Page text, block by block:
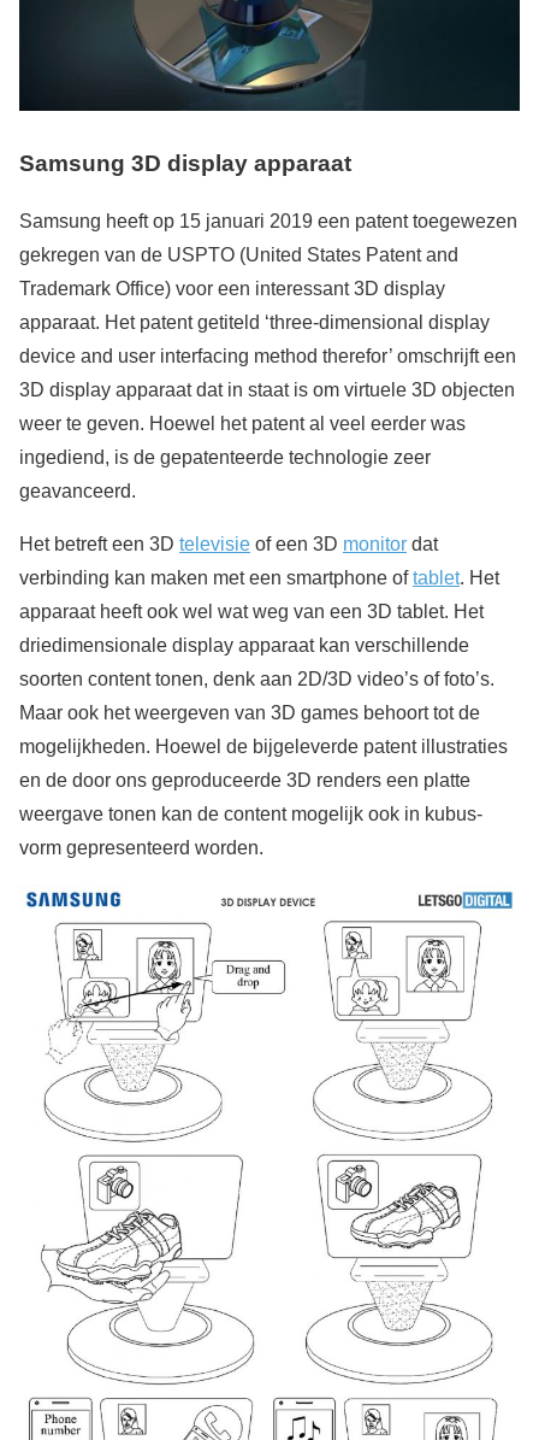
Samsung 3D display apparaat
Samsung heeft op 15 januari 2019 een patent toegewezen
gekregen van de USPTO (United States Patent and
Trademark Office) voor een interessant 3D display
apparaat. Het patent getiteld ‘three-dimensional display
device and user interfacing method therefor’ omschrijft een
3D display apparaat dat in staat is om virtuele 3D objecten
weer te geven. Hoewel het patent al veel eerder was
ingediend, is de gepatenteerde technologie zeer
geavanceerd.
Het betreft een 3D televisie of een 3D monitor dat
verbinding kan maken met een smartphone oftablet. Het
apparaat heeft ook wel wat weg van een 3D tablet. Het
driedimensionale display apparaat kan verschillende
soorten content tonen, denk aan 2D/3D video’s of foto’s.
Maar ook het weergeven van 3D games behoort tot de
mogelijkheden. Hoewel de bijgeleverde patent illustraties
en de door ons geproduceerde 3D renders een platte
weergave tonen kan de content mogelijk ook in kubus-
vorm gepresenteerd worden.